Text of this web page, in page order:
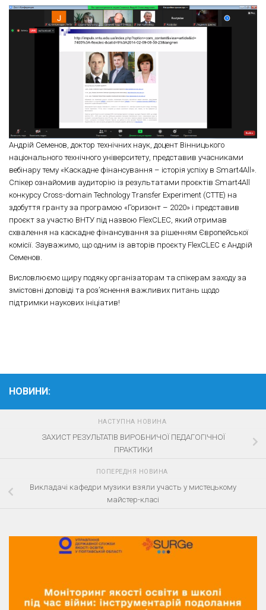
Андрій Семенов, доктор технічних наук, доцент Вінницького
національного технічного університету, представив учасниками
вебінару тему «Каскадне фінансування – історія успіху в Smart4All».
Спікер ознайомив аудиторію із результатами проєктів Smart4All
конкурсу Cross-domain Technology Transfer Experiment (CTTE) на
здобуття гранту за програмою «Горизонт – 2020» і представив
проєкт за участю ВНТУ під назвою FlexCLEC, який отримав
схвалення на каскадне фінансування за рішенням Європейської
комісії. Зауважимо, що одним із авторів проєкту FlexCLEC є Андрій
Семенов.
Висловлюємо щиру подяку організаторам та спікерам заходу за
змістовні доповіді та роз’яснення важливих питань щодо
підтримки наукових ініціатив!
НОВИНИ:
НАСТУПНА НОВИНА
ЗАХИСТ РЕЗУЛЬТАТІВ ВИРОБНИЧОЇ ПЕДАГОГІЧНОЇ
ПРАКТИКИ
ПОПЕРЕДНЯ НОВИНА
Викладачі кафедри музики взяли участь у мистецькому
майстер-класі